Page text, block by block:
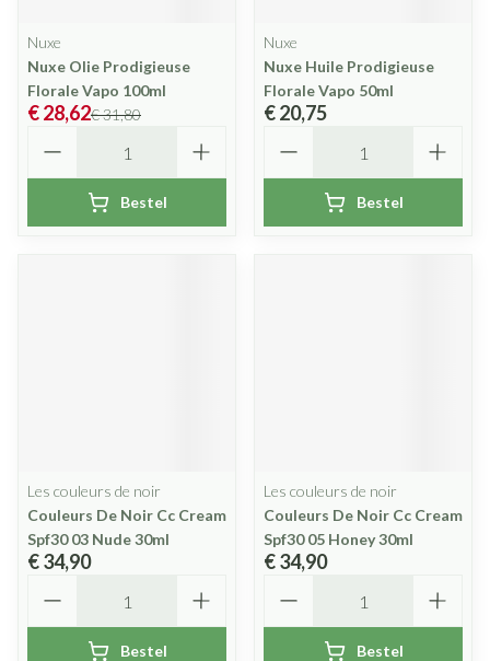
Nuxe
Nuxe Olie Prodigieuse
Florale Vapo 100ml
€ 31,80
€ 28,62
Bestel
Nuxe
Nuxe Huile Prodigieuse
Florale Vapo 50ml
€ 20,75
Bestel
Les couleurs de noir
Couleurs De Noir Cc Cream
Spf30 03 Nude 30ml
€ 34,90
Bestel
Les couleurs de noir
Couleurs De Noir Cc Cream
Spf30 05 Honey 30ml
€ 34,90
Bestel